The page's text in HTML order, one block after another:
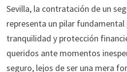
Sevilla, la contratación de un
representa un pilar fundamental
tranquilidad y protección
queridos ante momentos
seguro, lejos de ser una mera